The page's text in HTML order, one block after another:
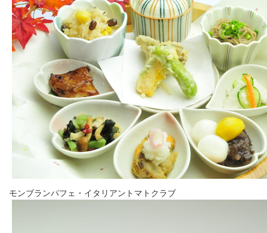
モンブランパフェ・イタリアントマトクラブ